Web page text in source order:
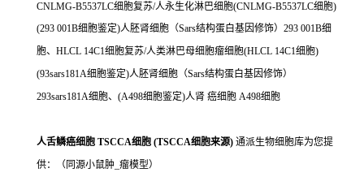
CNLMG-B5537LC细胞复苏/人永生化淋巴细胞(CNLMG-B5537LC细胞)
(293 001B细胞鉴定)人胚肾细胞（Sars结构蛋白基因修饰）293 001B细
胞、HLCL 14C1细胞复苏/人类淋巴母细胞瘤细胞(HLCL 14C1细胞)
(93sars181A细胞鉴定)人胚肾细胞（Sars结构蛋白基因修饰）
293sars181A细胞、(A498细胞鉴定)人肾 癌细胞 A498细胞
人舌鳞癌细胞 TSCCA细胞 (TSCCA细胞来源) 通派生物细胞库为您提
供：（同源小鼠肿_瘤模型）